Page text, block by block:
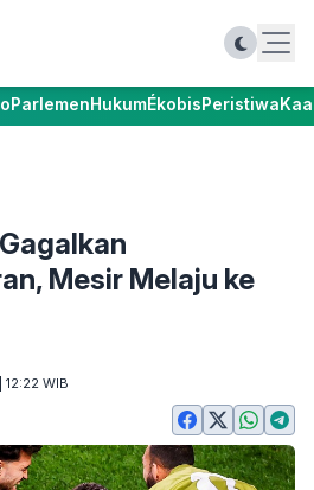
ParlemenHukumÉkobisPeristiwa
Mesir Melaju ke
WIB